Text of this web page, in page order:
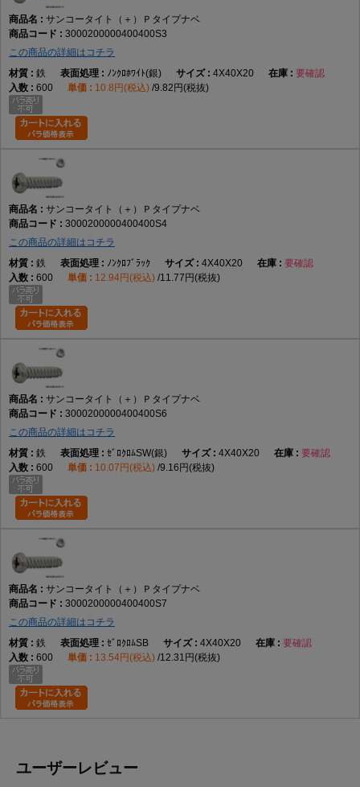
サンコータイト（＋）Ｐタイプナベ
3000200000400400S3
この商品の詳細はコチラ
鉄
ﾉﾝｸﾛﾎﾜｲﾄ(銀) 4X40X20
要確認
600
10.8円(税込) 9.82円(税抜)
サンコータイト（＋）Ｐタイプナベ
3000200000400400S4
この商品の詳細はコチラ
鉄
ﾉﾝｸﾛﾌﾞﾗｯｸ 4X40X20
要確認
600
12.94円(税込) 11.77円(税抜)
サンコータイト（＋）Ｐタイプナベ
3000200000400400S6
この商品の詳細はコチラ
鉄
ｾﾞﾛｸﾛﾑSW(銀) 4X40X20
要確認
600
10.07円(税込) 9.16円(税抜)
サンコータイト（＋）Ｐタイプナベ
3000200000400400S7
この商品の詳細はコチラ
鉄
ｾﾞﾛｸﾛﾑSB 4X40X20
要確認
600
13.54円(税込) 12.31円(税抜)
ユーザーレビュー